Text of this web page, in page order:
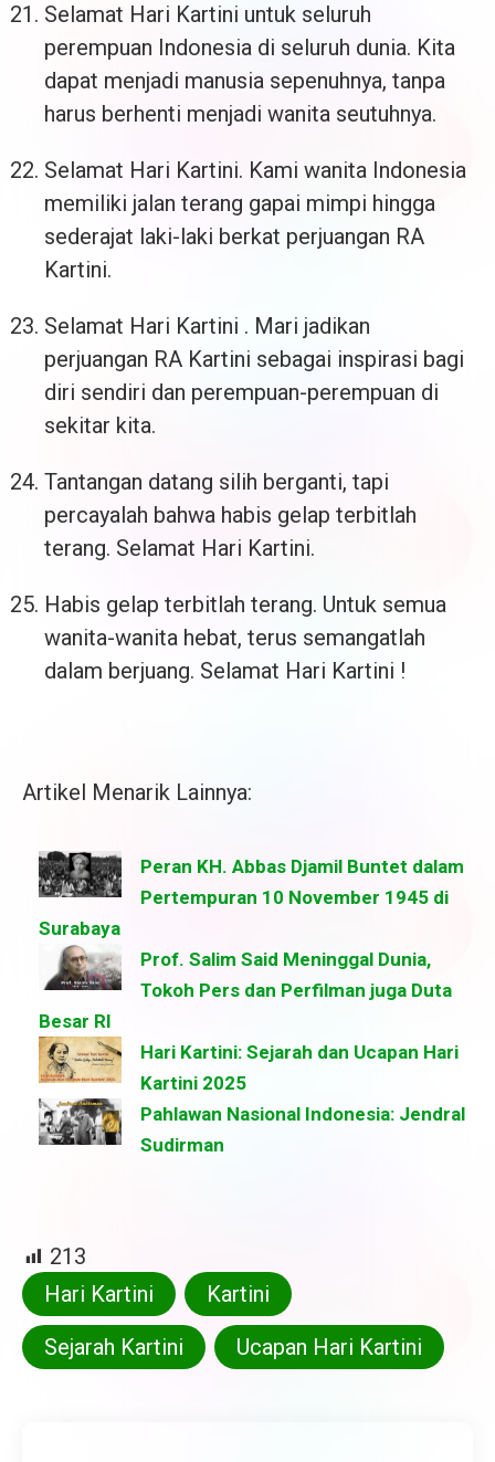
Selamat Hari Kartini untuk seluruh
perempuan Indonesia di seluruh dunia. Kita
dapat menjadi manusia sepenuhnya, tanpa
harus berhenti menjadi wanita seutuhnya.
Selamat Hari Kartini. Kami wanita Indonesia
memiliki jalan terang gapai mimpi hingga
sederajat laki-laki berkat perjuangan RA
Kartini.
Selamat Hari Kartini . Mari jadikan
perjuangan RA Kartini sebagai inspirasi bagi
diri sendiri dan perempuan-perempuan di
sekitar kita.
Tantangan datang silih berganti, tapi
percayalah bahwa habis gelap terbitlah
terang. Selamat Hari Kartini.
Habis gelap terbitlah terang. Untuk semua
wanita-wanita hebat, terus semangatlah
dalam berjuang. Selamat Hari Kartini !
Artikel Menarik Lainnya:
Peran KH. Abbas Djamil Buntet dalam
Pertempuran 10 November 1945 di
Surabaya
Prof. Salim Said Meninggal Dunia,
Tokoh Pers dan Perfilman juga Duta
Besar RI
Hari Kartini: Sejarah dan Ucapan Hari
Kartini 2025
Pahlawan Nasional Indonesia: Jendral
Sudirman
213
Hari Kartini
Kartini
Sejarah Kartini
Ucapan Hari Kartini